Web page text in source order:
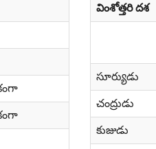
వింశోత్తరి దశ
సూర్యుడు
చంద్రుడు
కుజుడు